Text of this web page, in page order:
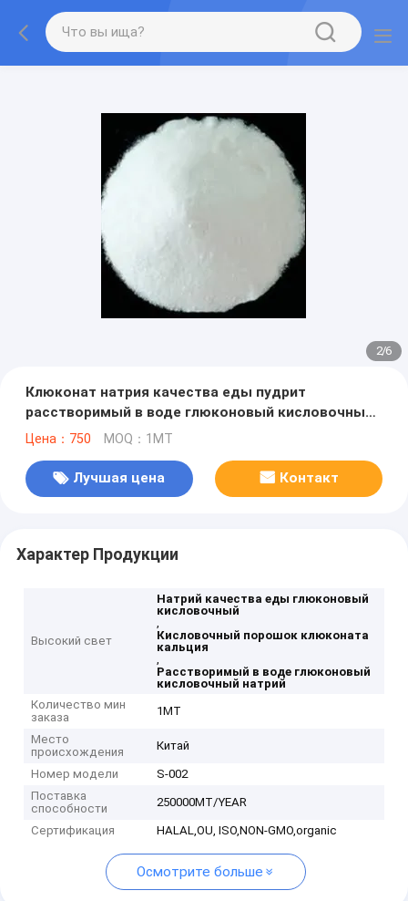
2/6
Клюконат натрия качества еды пудрит
расстворимый в воде глюконовый кисловочный
натрий
Цена：750 MOQ：1MT
Лучшая цена Контакт
Характер Продукции
Высокий свет
Натрий качества еды глюконовый
кисловочный
,
Кисловочный порошок клюконата
кальция
,
Расстворимый в воде глюконовый
кисловочный натрий
Количество мин
заказа
1MT
Место
происхождения
Китай
Номер модели
S-002
Поставка
способности
250000MT/YEAR
Сертификация HALAL,OU, ISO,NON-GMO,organic
Осмотрите больше